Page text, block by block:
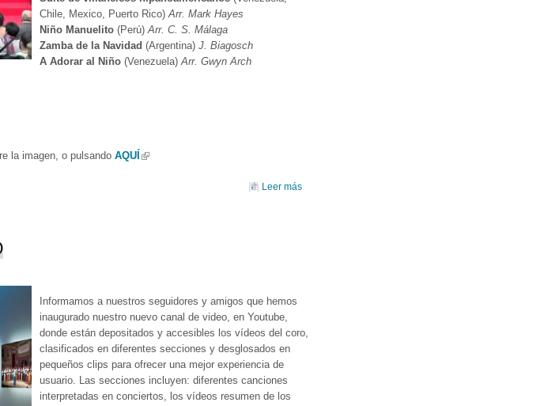
Chile, Mexico, Puerto Rico) Arr. Mark Hayes
Niño Manuelito (Perú) Arr. C. S. Málaga
Zamba de la Navidad (Argentina) J. Biagosch
A Adorar al Niño (Venezuela) Arr. Gwyn Arch
la imagen, o pulsando AQUÍ (link is external)
Leer más
Informamos a nuestros seguidores y amigos que hemos
inaugurado nuestro nuevo canal de video, en Youtube,
donde están depositados y accesibles los vídeos del coro,
clasificados en diferentes secciones y desglosados en
pequeños clips para ofrecer una mejor experiencia de
usuario. Las secciones incluyen: diferentes canciones
interpretadas en conciertos, los vídeos resumen de los